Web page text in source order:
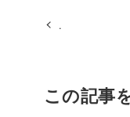
.
この記事